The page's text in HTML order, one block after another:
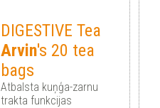
DIGESTIVE Tea
Arvin's 20 tea
bags
Atbalsta kuņģa-zarnu
trakta funkcijas